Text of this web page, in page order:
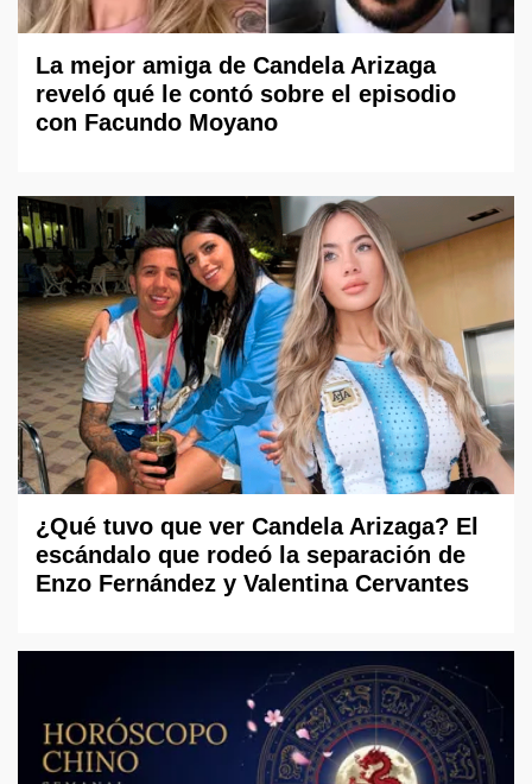
La mejor amiga de Candela Arizaga
reveló qué le contó sobre el episodio
con Facundo Moyano
¿Qué tuvo que ver Candela Arizaga? El
escándalo que rodeó la separación de
Enzo Fernández y Valentina Cervantes